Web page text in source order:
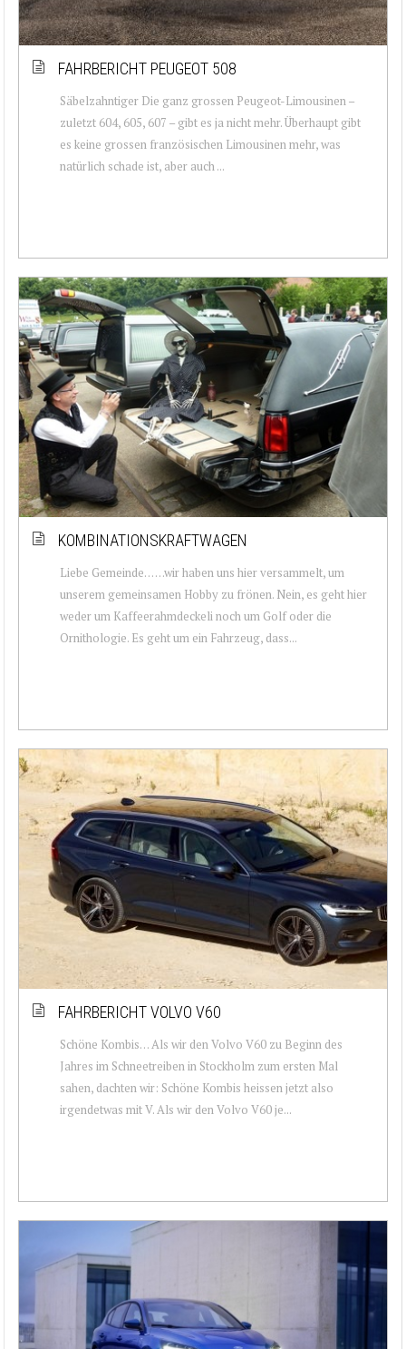
FAHRBERICHT PEUGEOT 508
Säbelzahntiger Die ganz grossen Peugeot-Limousinen –
zuletzt 604, 605, 607 – gibt es ja nicht mehr. Überhaupt gibt
es keine grossen französischen Limousinen mehr, was
natürlich schade ist, aber auch ...
KOMBINATIONSKRAFTWAGEN
Liebe Gemeinde… …wir haben uns hier versammelt, um
unserem gemeinsamen Hobby zu frönen. Nein, es geht hier
weder um Kaffeerahmdeckeli noch um Golf oder die
Ornithologie. Es geht um ein Fahrzeug, dass...
FAHRBERICHT VOLVO V60
Schöne Kombis… Als wir den Volvo V60 zu Beginn des
Jahres im Schneetreiben in Stockholm zum ersten Mal
sahen, dachten wir: Schöne Kombis heissen jetzt also
irgendetwas mit V. Als wir den Volvo V60 je...